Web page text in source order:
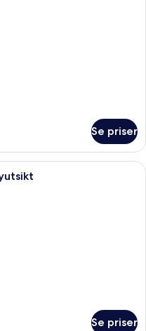
Se priser
– deluxe, 2 enkeltsenger,
Se priser